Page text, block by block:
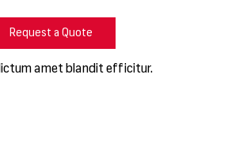
Request a Quote
amet blandit efficitur.